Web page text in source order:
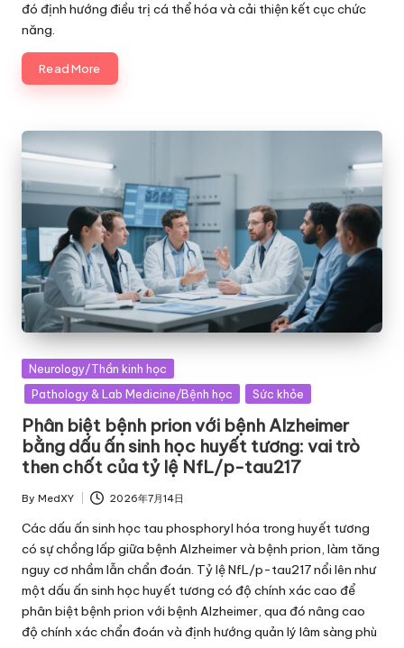
đó định hướng điều trị cá thể hóa và cải thiện kết cục chức
năng.
Read More
Posted
in
Neurology/Thần kinh học
Pathology & Lab Medicine/Bệnh học
Sức khỏe
Phân biệt bệnh prion với bệnh Alzheimer
bằng dấu ấn sinh học huyết tương: vai trò
then chốt của tỷ lệ NfL/p-tau217
Posted
by
By MedXY 2026年7月14日
Các dấu ấn sinh học tau phosphoryl hóa trong huyết tương
có sự chồng lấp giữa bệnh Alzheimer và bệnh prion, làm tăng
nguy cơ nhầm lẫn chẩn đoán. Tỷ lệ NfL/p-tau217 nổi lên như
một dấu ấn sinh học huyết tương có độ chính xác cao để
phân biệt bệnh prion với bệnh Alzheimer, qua đó nâng cao
độ chính xác chẩn đoán và định hướng quản lý lâm sàng phù